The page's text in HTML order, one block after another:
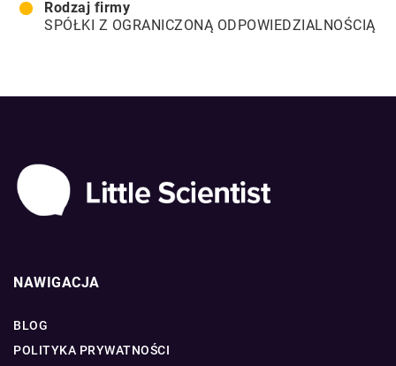
Rodzaj firmy
SPÓŁKI Z OGRANICZONĄ ODPOWIEDZIALNOŚCIĄ
NAWIGACJA
BLOG
POLITYKA PRYWATNOŚCI